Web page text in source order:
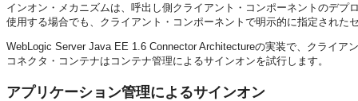
インオン・メカニズムは、呼出し側クライアント・コンポーネントのデ
使用する場合でも、クライアント・コンポーネントで明示的に指定され
WebLogic Server Java EE 1.6 Connector Architectureの実装で、クライ
コネクタ・コンテナはコンテナ管理によるサインオンを試行します。
アプリケーション管理によるサインオン